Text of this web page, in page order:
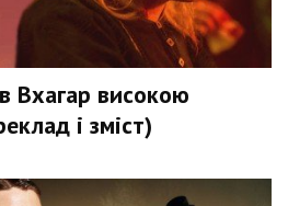
Вхагар високою
і зміст)